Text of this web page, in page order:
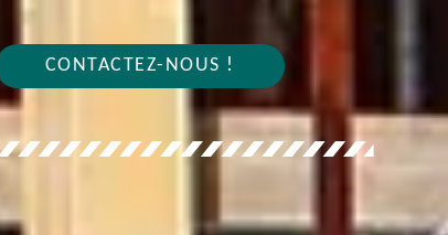
CONTACTEZ-NOUS !